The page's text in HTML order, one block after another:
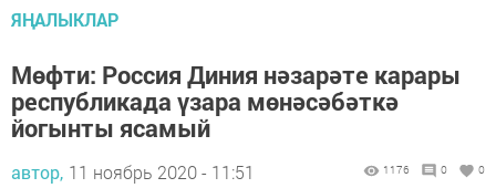
ЯҢАЛЫКЛАР
Мөфти: Россия Диния нәзарәте карары
республикада үзара мөнәсәбәткә
йогынты ясамый
автор, 11 ноябрь 2020 - 11:51 1176 0 0